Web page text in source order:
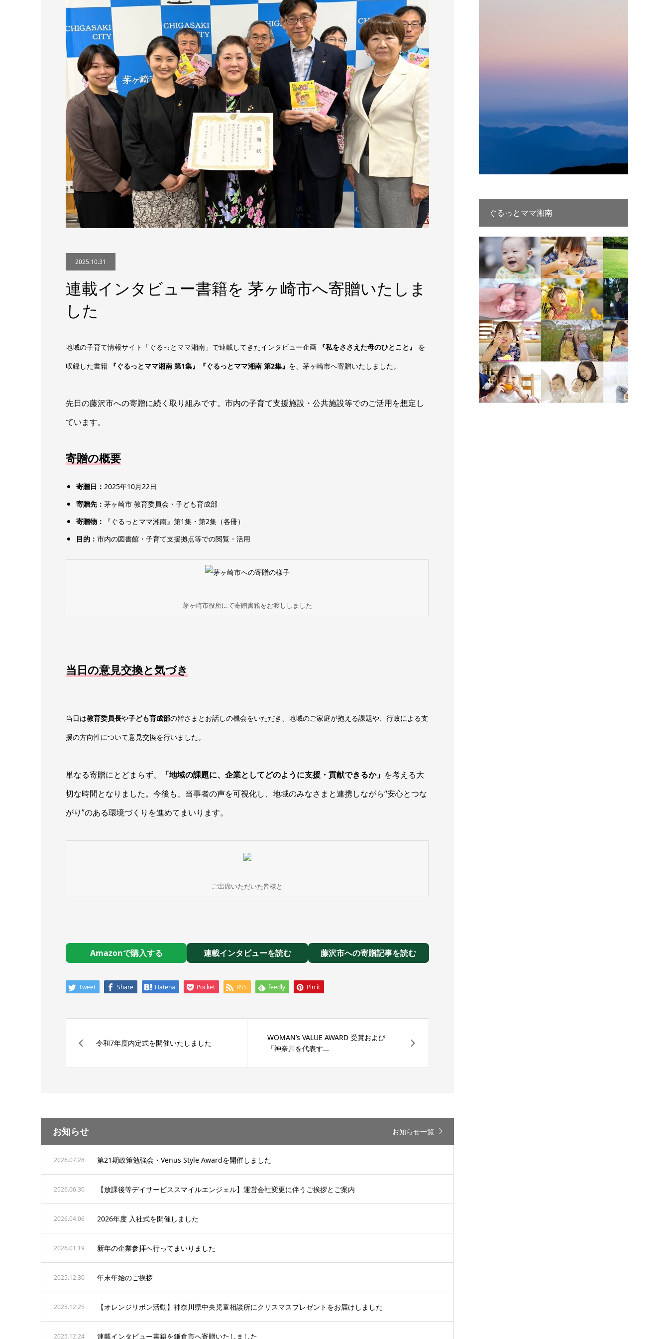
2025.10.31
連載インタビュー書籍を 茅ヶ崎市へ寄贈いたしま
した
地域の子育て情報サイト「ぐるっとママ湘南」で連載してきたインタビュー企画 『私をささえた母のひとこと』
を
収録した書籍
『ぐるっとママ湘南 第1集』『ぐるっとママ湘南 第2集』 を、茅ヶ崎市へ寄贈いたしました。
先日の藤沢市への寄贈に続く取り組みです。市内の子育て支援施設・公共施設等でのご活用を想定し
ています。
寄贈の概要
寄贈日： 2025年10月22日
寄贈先： 茅ヶ崎市 教育委員会・子ども育成部
寄贈物：
『ぐるっとママ湘南』第1集・第2集（各冊）
目的： 市内の図書館・子育て支援拠点等での閲覧・活用
茅ヶ崎市役所にて寄贈書籍をお渡ししました
当日の意見交換と気づき
当日は教育委員長や子ども育成部の皆さまとお話しの機会をいただき、地域のご家庭が抱える課題や、行政による支
援の方向性について意見交換を行いました。
単なる寄贈にとどまらず、 「地域の課題に、企業としてどのように支援・貢献できるか」 を考える大
切な時間となりました。今後も、当事者の声を可視化し、地域のみなさまと連携しながら“安心とつな
がり”のある環境づくりを進めてまいります。
ご出席いただいた皆様と
Amazonで購入する 連載インタビューを読む 藤沢市への寄贈記事を読む
Tweet Share Hatena Pocket RSS feedly Pin it
令和7年度内定式を開催いたしました
WOMAN’s VALUE AWARD 受賞および
「神奈川を代表す...
お知らせ お知らせ一覧
2026.07.28 第21期政策勉強会・Venus Style Awardを開催しました
2026.06.30 【放課後等デイサービススマイルエンジェル】運営会社変更に伴うご挨拶とご案内
2026.04.06 2026年度 入社式を開催しました
2026.01.19 新年の企業参拝へ行ってまいりました
2025.12.30 年末年始のご挨拶
2025.12.25 【オレンジリボン活動】神奈川県中央児童相談所にクリスマスプレゼントをお届けしました
2025.12.24 連載インタビュー書籍を鎌倉市へ寄贈いたしました
ぐるっとママ湘南